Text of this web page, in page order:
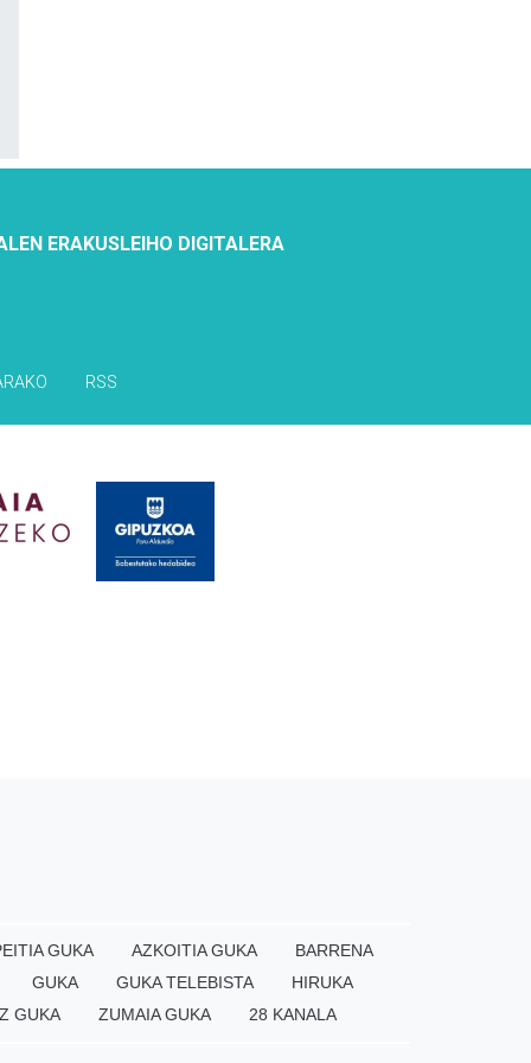
ERAKUSLEIHO DIGITALERA
RSS
GUKA AZKOITIA GUKA
BARRENA
GUKA
GUKA TELEBISTA
HIRUKA
GUKA
ZUMAIA GUKA 28 KANALA